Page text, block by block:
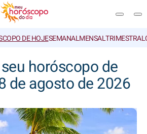
DE HOJESEMANALMENSALTRIMESTRAL
horóscopo de
de agosto de 2026